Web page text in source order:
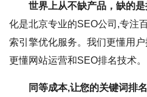
世界上从不缺产品，缺的
化是北京专业的SEO公司,专注
索引擎优化服务。我们更懂用户
更懂网站运营和SEO排名技术。
同等成本,让您的关键词排